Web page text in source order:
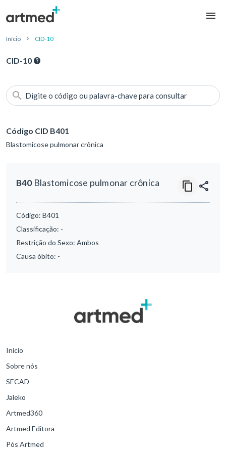
Início CID-10
CID-10
Digite o código ou palavra-chave para consultar
Código CID B401
Blastomicose pulmonar crônica
B40Blastomicose pulmonar crônica
Código: B401
Classificação: -
Restrição do Sexo: Ambos
Causa óbito: -
Início
Sobre nós
SECAD
Jaleko
Artmed360
Artmed Editora
Pós Artmed